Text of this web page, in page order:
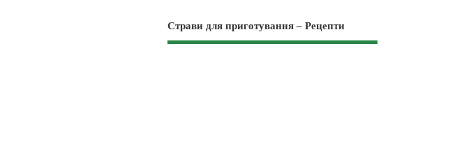
Страви для приготування – Рецепти